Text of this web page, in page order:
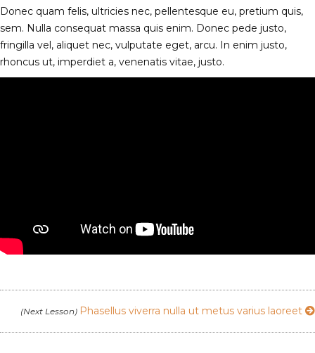
Donec quam felis, ultricies nec, pellentesque eu, pretium quis,
sem. Nulla consequat massa quis enim. Donec pede justo,
fringilla vel, aliquet nec, vulputate eget, arcu. In enim justo,
rhoncus ut, imperdiet a, venenatis vitae, justo.
(Next Lesson) Phasellus viverra nulla ut metus varius laoreet